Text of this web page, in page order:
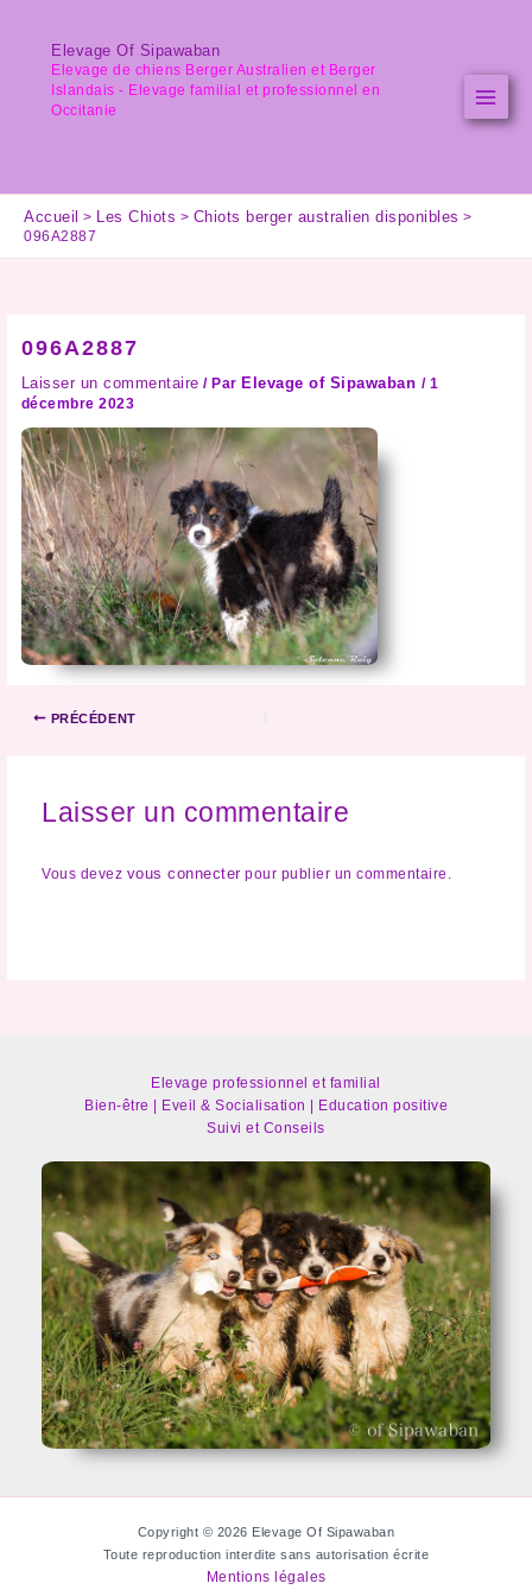
contenuElevage Of Sipawaban
Elevage de chiens Berger Australien et Berger
Islandais - Elevage familial et professionnel en
Occitanie
Accueil Les Chiots Chiots berger australien disponibles
096A2887
096A2887
Laisser un commentaire / Par Elevage of Sipawaban / 1
décembre 2023
PRÉCÉDENT
Laisser un commentaire
Vous devez vous connecterpour publier un commentaire.
Elevage professionnel et familial
Bien-être | Eveil & Socialisation | Education positive
Suivi et Conseils
Copyright © 2026 Elevage Of Sipawaban
Toute reproduction interdite sans autorisation écrite
Mentions légales